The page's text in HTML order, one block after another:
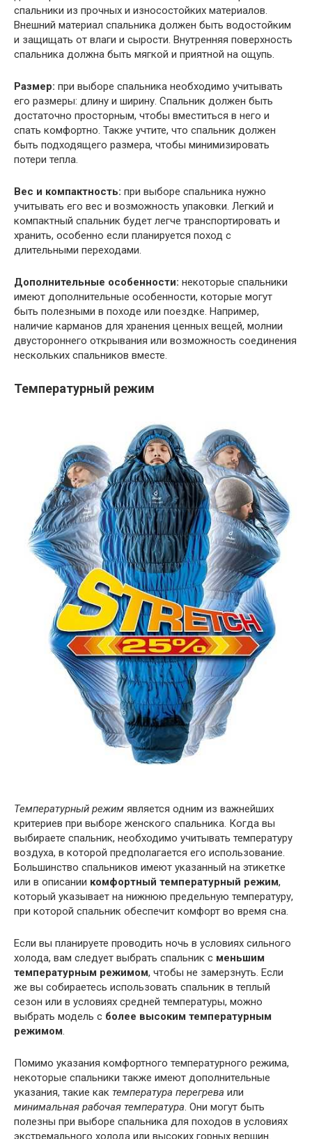
спальники из прочных и износостойких материалов.
Внешний материал спальника должен быть водостойким
и защищать от влаги и сырости. Внутренняя поверхность
спальника должна быть мягкой и приятной на ощупь.
Размер: при выборе спальника необходимо учитывать
его размеры: длину и ширину. Спальник должен быть
достаточно просторным, чтобы вместиться в него и
спать комфортно. Также учтите, что спальник должен
быть подходящего размера, чтобы минимизировать
потери тепла.
Вес и компактность: при выборе спальника нужно
учитывать его вес и возможность упаковки. Легкий и
компактный спальник будет легче транспортировать и
хранить, особенно если планируется поход с
длительными переходами.
Дополнительные особенности: некоторые спальники
имеют дополнительные особенности, которые могут
быть полезными в походе или поездке. Например,
наличие карманов для хранения ценных вещей, молнии
двустороннего открывания или возможность соединения
нескольких спальников вместе.
Температурный режим
Температурный режим является одним из важнейших
критериев при выборе женского спальника. Когда вы
выбираете спальник, необходимо учитывать температуру
воздуха, в которой предполагается его использование.
Большинство спальников имеют указанный на этикетке
или в описании комфортный температурный режим,
который указывает на нижнюю предельную температуру,
при которой спальник обеспечит комфорт во время сна.
Если вы планируете проводить ночь в условиях сильного
холода, вам следует выбрать спальник с меньшим
температурным режимом, чтобы не замерзнуть. Если
же вы собираетесь использовать спальник в теплый
сезон или в условиях средней температуры, можно
выбрать модель с более высоким температурным
режимом.
Помимо указания комфортного температурного режима,
некоторые спальники также имеют дополнительные
указания, такие как температура перегрева или
минимальная рабочая температура. Они могут быть
полезны при выборе спальника для походов в условиях